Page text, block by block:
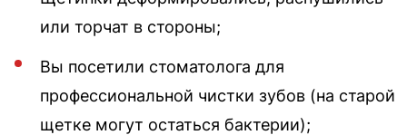
или торчат в стороны;
Вы посетили стоматолога для
профессиональной чистки зубов (на старой
щетке могут остаться бактерии);